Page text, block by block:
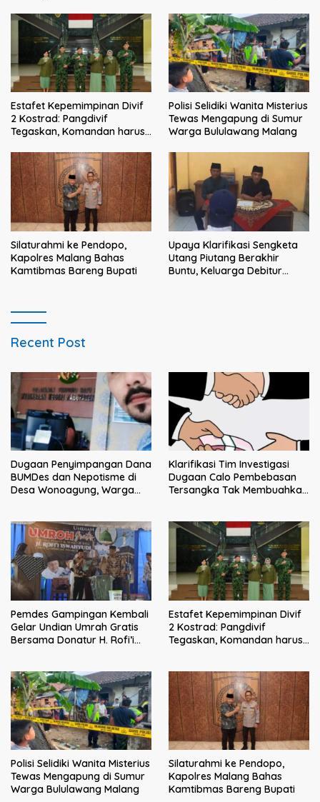
bagi Pejuang Sosial
Estafet Kepemimpinan Divif
2 Kostrad: Pangdivif
Tegaskan, Komandan harus
dan solusi bagi prajurit
Polisi Selidiki Wanita Misterius
Tewas Mengapung di Sumur
Warga Bululawang Malang
Silaturahmi ke Pendopo,
Kapolres Malang Bahas
Kamtibmas Bareng Bupati
Upaya Klarifikasi Sengketa
Utang Piutang Berakhir
Buntu, Keluarga Debitur
Recent Post
Dugaan Penyimpangan Dana
BUMDes dan Nepotisme di
Desa Wonoagung, Warga
Klarifikasi Tim Investigasi
Dugaan Calo Pembebasan
Tersangka Tak Membuahkan
Pemdes Gampingan Kembali
Gelar Undian Umrah Gratis
Bersama Donatur H. Rofi’i
Estafet Kepemimpinan Divif
2 Kostrad: Pangdivif
Tegaskan, Komandan harus
Polisi Selidiki Wanita Misterius
Tewas Mengapung di Sumur
Warga Bululawang Malang
Silaturahmi ke Pendopo,
Kapolres Malang Bahas
Kamtibmas Bareng Bupati